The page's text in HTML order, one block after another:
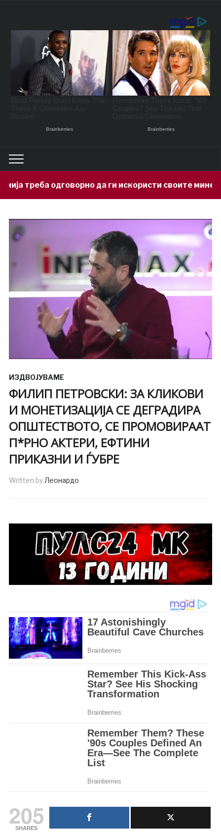
да ги искористи своите минерални богатства
ИЗДВОЈУВАМЕ
ФИЛИП ПЕТРОВСКИ: ЗА КЛИКОВИ
И МОНЕТИЗАЦИЈА СЕ ДЕГРАДИРА
ОПШТЕСТВОТО, СЕ ПРОМОВИРААТ
П*РНО АКТЕРИ, ЕФТИНИ
ПРИКАЗНИ И ЃУБРЕ
Written byЛеонардо
205
SHARES